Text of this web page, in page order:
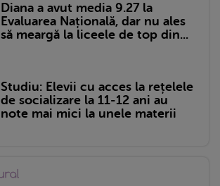
Diana a avut media 9.27 la
Evaluarea Națională, dar nu ales
să meargă la liceele de top din...
Studiu: Elevii cu acces la rețelele
de socializare la 11-12 ani au
note mai mici la unele materii